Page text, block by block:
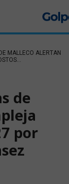
MALLECO ALERTAN
de
por